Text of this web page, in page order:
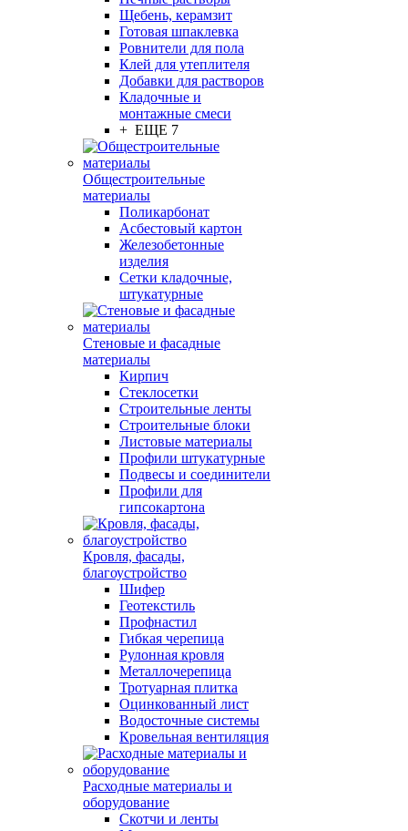
Щебень, керамзит
Готовая шпаклевка
Ровнители для пола
Клей для утеплителя
Добавки для растворов
Кладочные и
монтажные смеси
+ ЕЩЕ 7
Общестроительные
материалы
Поликарбонат
Асбестовый картон
Железобетонные
изделия
Сетки кладочные,
штукатурные
Стеновые и фасадные
материалы
Кирпич
Стеклосетки
Строительные ленты
Строительные блоки
Листовые материалы
Профили штукатурные
Подвесы и соединители
Профили для
гипсокартона
Кровля, фасады,
благоустройство
Шифер
Геотекстиль
Профнастил
Гибкая черепица
Рулонная кровля
Металлочерепица
Тротуарная плитка
Оцинкованный лист
Водосточные системы
Кровельная вентиляция
Расходные материалы и
оборудование
Скотчи и ленты